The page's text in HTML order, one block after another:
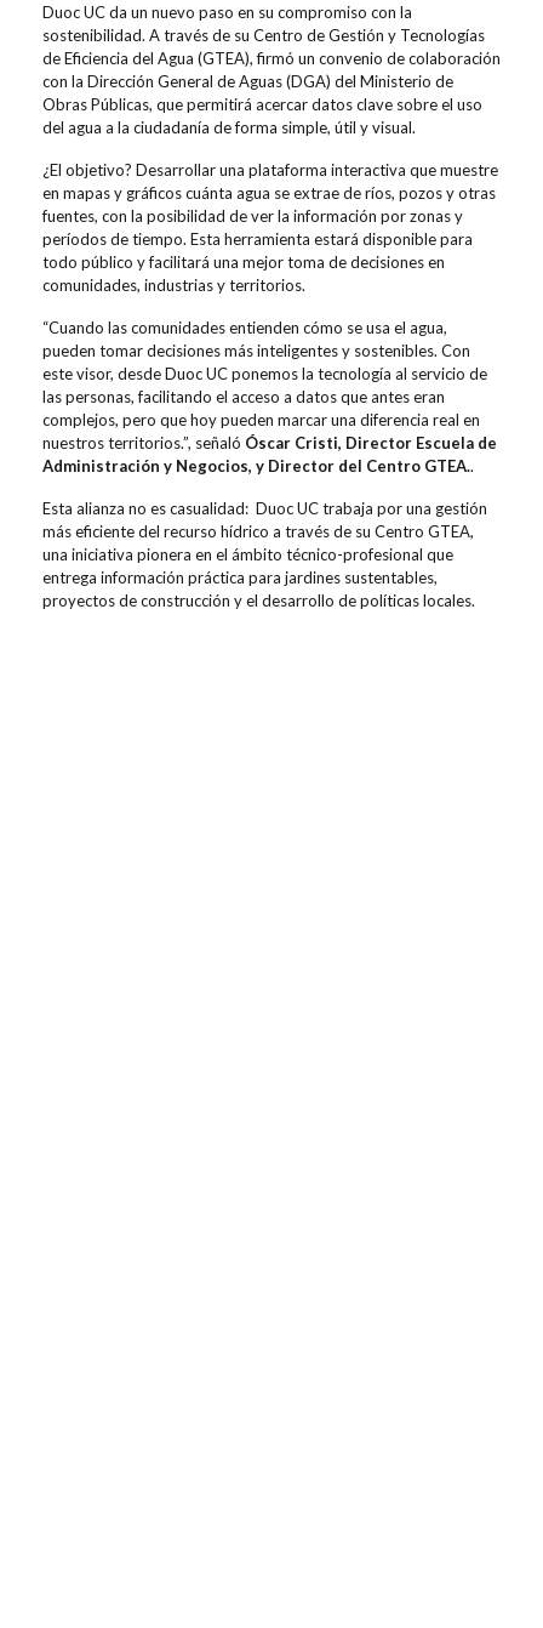
Duoc UC da un nuevo paso en su compromiso con la
sostenibilidad. A través de su Centro de Gestión y Tecnologías
de Eficiencia del Agua (GTEA), firmó un convenio de colaboración
con la Dirección General de Aguas (DGA) del Ministerio de
Obras Públicas, que permitirá acercar datos clave sobre el uso
del agua a la ciudadanía de forma simple, útil y visual.
¿El objetivo? Desarrollar una plataforma interactiva que muestre
en mapas y gráficos cuánta agua se extrae de ríos, pozos y otras
fuentes, con la posibilidad de ver la información por zonas y
períodos de tiempo. Esta herramienta estará disponible para
todo público y facilitará una mejor toma de decisiones en
comunidades, industrias y territorios.
“Cuando las comunidades entienden cómo se usa el agua,
pueden tomar decisiones más inteligentes y sostenibles. Con
este visor, desde Duoc UC ponemos la tecnología al servicio de
las personas, facilitando el acceso a datos que antes eran
complejos, pero que hoy pueden marcar una diferencia real en
nuestros territorios.”, señaló Óscar Cristi, Director Escuela de
Administración y Negocios, y Director del Centro GTEA..
Esta alianza no es casualidad: Duoc UC trabaja por una gestión
más eficiente del recurso hídrico a través de su Centro GTEA,
una iniciativa pionera en el ámbito técnico-profesional que
entrega información práctica para jardines sustentables,
proyectos de construcción y el desarrollo de políticas locales.